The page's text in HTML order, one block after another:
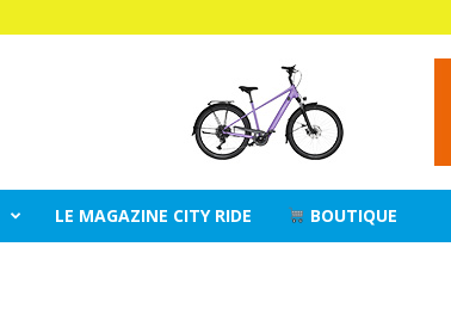
LE MAGAZINE CITY RIDE BOUTIQUE